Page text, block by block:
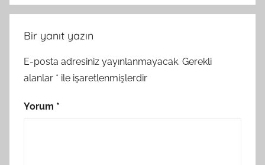
Bir yanıt yazın
E-posta adresiniz yayınlanmayacak. Gerekli
alanlar * ile işaretlenmişlerdir
Yorum *